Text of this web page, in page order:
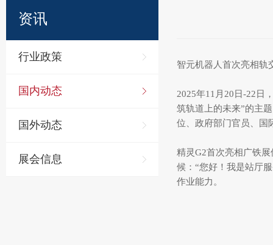
资讯
行业政策
国内动态
国外动态
展会信息
智元机器人首次亮相轨
2025年11月20日-22日
筑轨道上的未来”的主
位、政府部门官员、国
精灵G2首次亮相广铁
候：“您好！我是站厅
作业能力。